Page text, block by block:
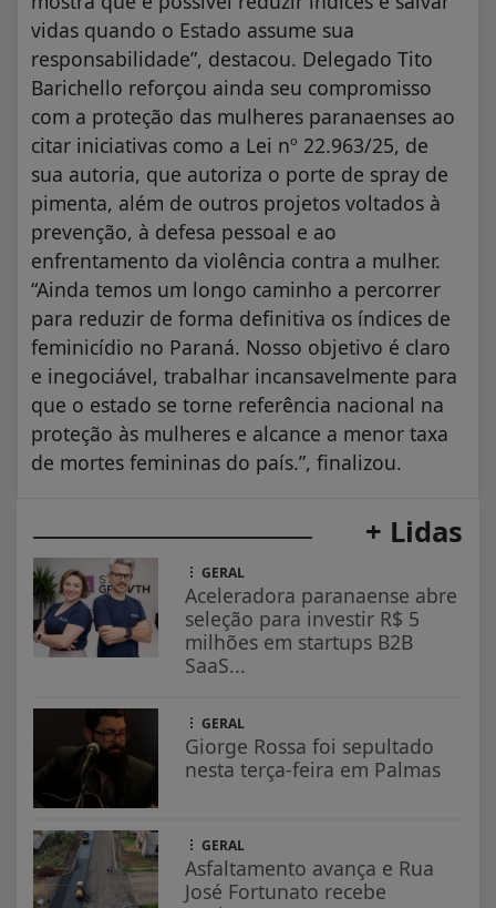
vidas quando o Estado assume sua
responsabilidade”, destacou. Delegado Tito
Barichello reforçou ainda seu compromisso
com a proteção das mulheres paranaenses ao
citar iniciativas como a Lei nº 22.963/25, de
sua autoria, que autoriza o porte de spray de
pimenta, além de outros projetos voltados à
prevenção, à defesa pessoal e ao
enfrentamento da violência contra a mulher.
“Ainda temos um longo caminho a percorrer
para reduzir de forma definitiva os índices de
feminicídio no Paraná. Nosso objetivo é claro
e inegociável, trabalhar incansavelmente para
que o estado se torne referência nacional na
proteção às mulheres e alcance a menor taxa
de mortes femininas do país.”, finalizou.
+ Lidas
GERAL
Aceleradora paranaense abre
seleção para investir R$ 5
milhões em startups B2B
SaaS...
GERAL
Giorge Rossa foi sepultado
nesta terça-feira em Palmas
GERAL
Asfaltamento avança e Rua
José Fortunato recebe